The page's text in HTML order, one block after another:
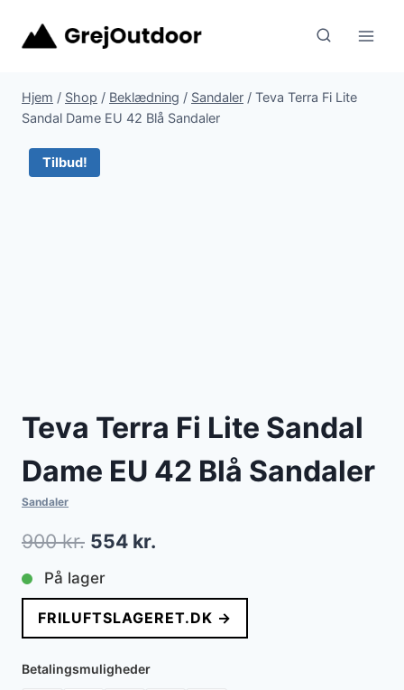
Hjem / Shop / Beklædning / Sandaler / Teva Terra Fi Lite
Sandal Dame EU 42 Blå Sandaler
Tilbud!
Teva Terra Fi Lite Sandal
Dame EU 42 Blå Sandaler
Sandaler
900kr. Den
oprindelige
pris
var:
900 kr..
554 kr.
pris
er:
På lager
FRILUFTSLAGERET.DK →
Betalingsmuligheder